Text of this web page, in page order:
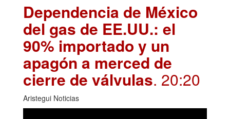
Dependencia de México
del gas de EE.UU.: el
90% importado y un
apagón a merced de
cierre de válvulas. 20:20
Aristegui Noticias